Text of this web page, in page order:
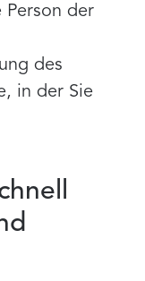
Person der
des
in der Sie